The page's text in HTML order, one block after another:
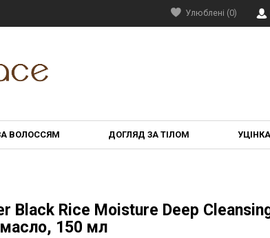
Улюблені (0)
ВОЛОССЯМ ДОГЛЯД ЗА ТІЛОМ УЦІНКА
Black Rice Moisture Deep
150 мл